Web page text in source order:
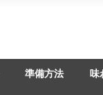
準備方法 味